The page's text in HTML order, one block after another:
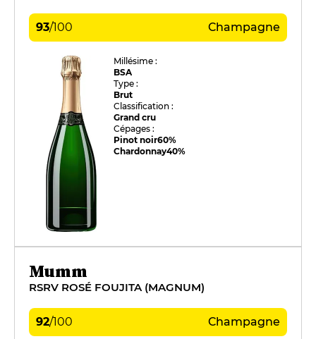
93/100 Champagne
Millésime :
BSA
Type :
Brut
Classification :
Grand cru
Cépages :
Pinot noir60%
Chardonnay40%
Mumm
RSRV ROSÉ FOUJITA (MAGNUM)
92/100 Champagne